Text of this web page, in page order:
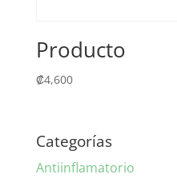
Producto
₡4,600
Categorías
Antiinflamatorio